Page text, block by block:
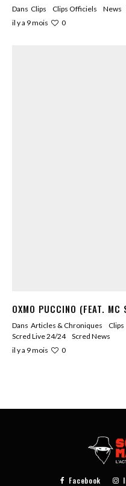
Dans Clips Clips Officiels News
il y a 9 mois
0
OXMO PUCCINO (FEAT. MC
Dans Articles & Chroniques Clips
Scred Live 24/24
Scred News
il y a 9 mois
0
Facebook